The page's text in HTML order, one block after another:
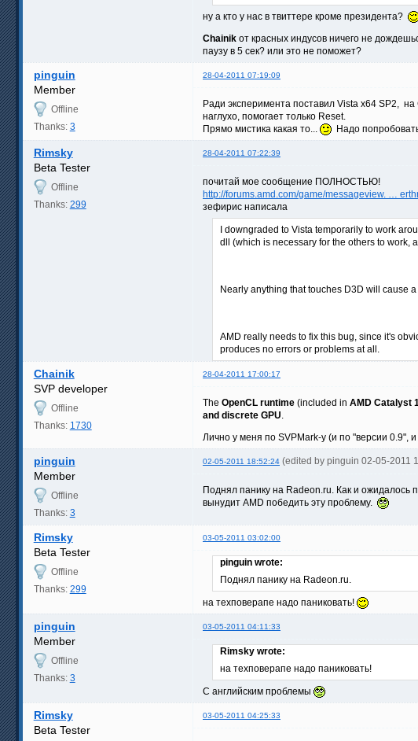
ну а кто у нас в твиттере кроме президента?
Chainik от красных индусов ничего не
паузу в 5 сек? или это не поможет?
pinguin 28-04-2011 07:19:09
Member
Offline
Thanks: 3
Ради эксперимента поставил Vista x64 SP2,
наглухо, помогает только Reset.
Прямо мистика какая то...
Надо
Rimsky 28-04-2011 07:22:39
Beta Tester
Offline
Thanks: 299
почитай мое сообщение ПОЛНОСТЬЮ!
http://forums.amd.com/game/messageview. …
зефирис написала
I downgraded to Vista temporarily to work
dll (which is necessary for the others to work,
Nearly anything that touches D3D will cause
AMD really needs to fix this bug, since it's
produces no errors or problems at all.
Chainik 28-04-2011 17:00:17
SVP developer
Offline
Thanks: 1730
The OpenCL runtime (included in AMD Catalyst
and discrete GPU.
Лично у меня по SVPMark-у (и по "версии 0.9",
pinguin 02-05-2011 18:52:24 (edited by pinguin 02-05-2011
Member
Offline
Thanks: 3
Поднял панику на Radeon.ru. Как и ожидалось
вынудит AMD победить эту проблему.
Rimsky 03-05-2011 03:02:00
Beta Tester
Offline
Thanks: 299
pinguin wrote:
Поднял панику на Radeon.ru.
на техповерапе надо паниковать!
pinguin 03-05-2011 04:11:33
Member
Offline
Thanks: 3
Rimsky wrote:
на техповерапе надо паниковать!
С английским проблемы
Rimsky 03-05-2011 04:25:33
Beta Tester